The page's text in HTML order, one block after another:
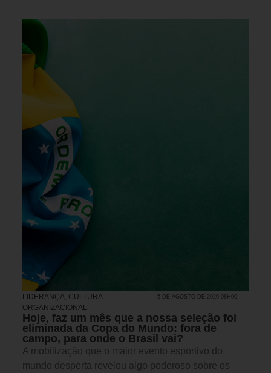
LIDERANÇA, CULTURA
ORGANIZACIONAL
5 DE AGOSTO DE 2026 08H00
Hoje, faz um mês que a nossa seleção foi
eliminada da Copa do Mundo: fora de
campo, para onde o Brasil vai?
A mobilização que o maior evento esportivo do
mundo desperta revelou algo poderoso sobre os